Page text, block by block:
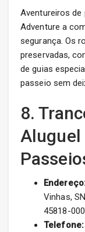
Aventureiros de
Adventure a
segurança. Os
preservadas,
de guias
passeio sem
8.
Aluguel
Vinhas,
45818-000
Telefone: